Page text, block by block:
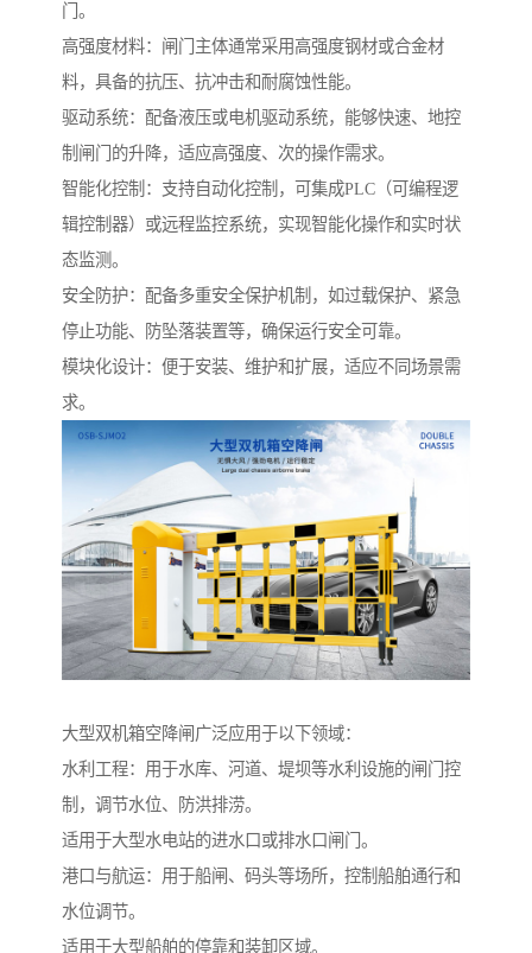
门。
高强度材料：闸门主体通常采用高强度钢材或合金材
料，具备的抗压、抗冲击和耐腐蚀性能。
驱动系统：配备液压或电机驱动系统，能够快速、地控
制闸门的升降，适应高强度、次的操作需求。
智能化控制：支持自动化控制，可集成PLC（可编程逻
辑控制器）或远程监控系统，实现智能化操作和实时状
态监测。
安全防护：配备多重安全保护机制，如过载保护、紧急
停止功能、防坠落装置等，确保运行安全可靠。
模块化设计：便于安装、维护和扩展，适应不同场景需
求。
大型双机箱空降闸广泛应用于以下领域：
水利工程：用于水库、河道、堤坝等水利设施的闸门控
制，调节水位、防洪排涝。
适用于大型水电站的进水口或排水口闸门。
港口与航运：用于船闸、码头等场所，控制船舶通行和
水位调节。
适用于大型船舶的停靠和装卸区域。